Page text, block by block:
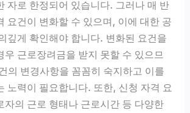
자로 한정되어 있습니다. 그러나 매 반
요건이 변화할 수 있으며, 이에 대한 공
깊게 확인해야 합니다. 변화된 요건을
우 근로장려금을 받지 못할 수 있으므
의 변경사항을 꼼꼼히 숙지하고 이를
노력이 필요합니다. 또한, 신청 자격 요
자의 근로 형태나 근로시간 등 다양한